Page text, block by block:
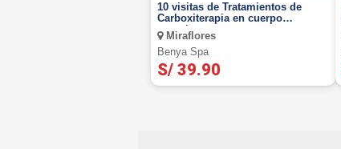
10 visitas de Tratamientos de
Carboxiterapia en cuerpo
completo.
Miraflores
Benya Spa
S/ 39.90